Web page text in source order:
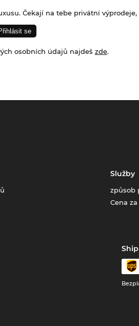
Čekají na tebe privátní
osobních údajů najdeš zde.
Služby
způsob
Cena